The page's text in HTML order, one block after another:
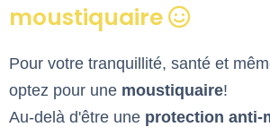
moustiquaire
Pour votre tranquillité, santé et
optez pour une moustiquaire!
Au-delà d'être une protection anti-